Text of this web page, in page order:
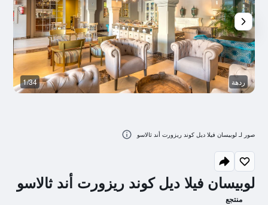
لوبيسان فيلا ديل كوند ريزورت أند ثالاسو
منتجع
ردهة 1/34
صور لـ لوبيسان فيلا ديل كوند ريزورت أند ثالاسو